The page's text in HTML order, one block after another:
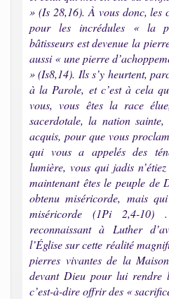
» (Is 28,16). À vous donc, les
pour les incrédules « la
bâtisseurs est devenue la
aussi « une pierre
» (Is8,14). Ils s’y heurtent,
à la Parole, et c’est à cela
vous, vous êtes la race
sacerdotale, la nation
acquis, pour que vous
qui vous a appelés des
lumière, vous qui jadis
maintenant êtes le peuple de
obtenu miséricorde, mais
miséricorde (1Pi 2,4-
reconnaissant à Luther
l’Église sur cette réalité
pierres vivantes de la
devant Dieu pour lui
c’est-à-dire offrir des «